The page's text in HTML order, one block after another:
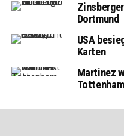
Dortmund
USA
Karten
Martinez
Tottenham